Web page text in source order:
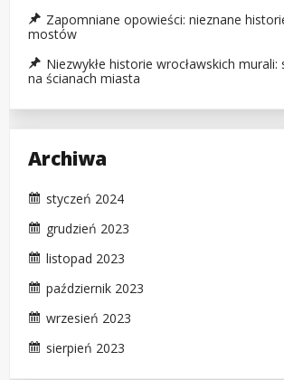
Zapomniane opowieści: nieznane
mostów
Niezwykłe historie wrocławskich murali:
na ścianach miasta
Archiwa
styczeń 2024
grudzień 2023
listopad 2023
październik 2023
wrzesień 2023
sierpień 2023